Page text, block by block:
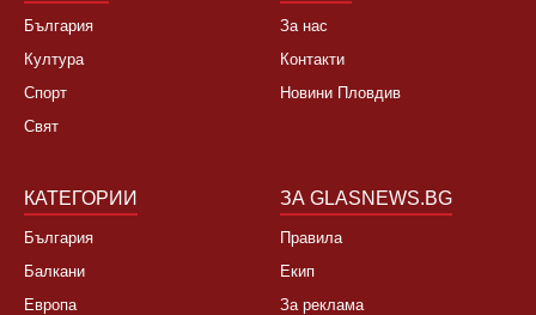
България
Култура
Спорт
Свят
За нас
Контакти
Новини Пловдив
КАТЕГОРИИ
България
Балкани
Европа
ЗА GLASNEWS.BG
Правила
Екип
За реклама